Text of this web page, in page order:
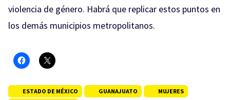
violencia de género. Habrá que replicar estos puntos en
los demás municipios metropolitanos.
ESTADO DE MÉXICO GUANAJUATO
MUJERES